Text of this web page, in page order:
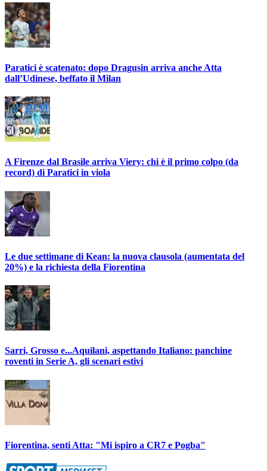
Paratici è scatenato: dopo Dragusin arriva anche Atta
dall’Udinese, beffato il Milan
A Firenze dal Brasile arriva Viery: chi è il primo colpo (da
record) di Paratici in viola
Le due settimane di Kean: la nuova clausola (aumentata del
20%) e la richiesta della Fiorentina
Sarri, Grosso e...Aquilani, aspettando Italiano: panchine
roventi in Serie A, gli scenari estivi
Fiorentina, senti Atta: "Mi ispiro a CR7 e Pogba"